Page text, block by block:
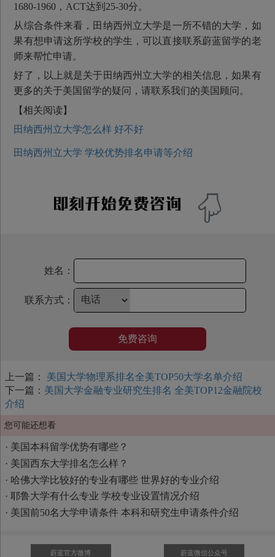
1680-1960，ACT达到25-30分。
从综合条件来看，田纳西州立大学是一所不错的大学，如
果有想申请这所学校的学生，可以直接联系蔚蓝留学的老
师来帮忙申请。
好了，以上就是关于田纳西州立大学的相关信息，如果有
更多的关于美国留学的疑问，请联系我们的美国顾问。
【相关阅读】
田纳西州立大学怎么样 好不好
田纳西州立大学 学校优势排名申请等介绍
姓名：
联系方式：
免费咨询
上一篇：
美国大学物理系排名全美TOP50大学名单介绍
下一篇： 美国大学金融专业研究生排名 全美TOP12金融院校
介绍
您可能还想看
· 美国本科留学优势有哪些？
· 美国西东大学排名怎么样？
· 哈佛大学比较好的专业有哪些 世界好的专业介绍
· 耶鲁大学有什么专业 学校专业设置情况介绍
· 美国前50名大学申请条件 本科和研究生申请条件介绍
蔚蓝官方微博 蔚蓝微信公众号